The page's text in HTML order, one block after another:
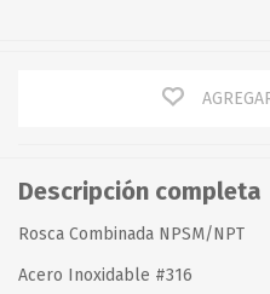
Descripción completa
Rosca Combinada NPSM/NPT
Acero Inoxidable #316